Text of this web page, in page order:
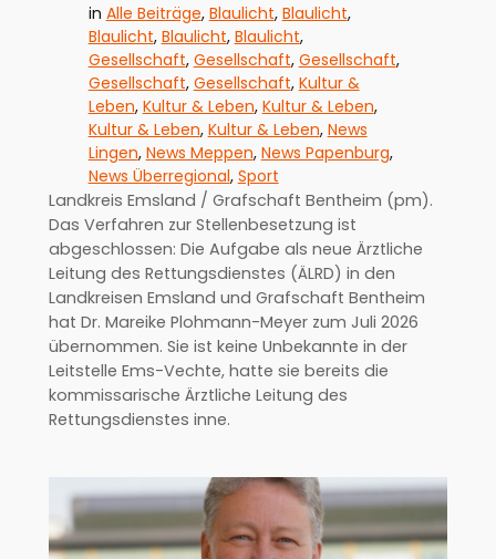
in Alle Beiträge, Blaulicht, Blaulicht,
Blaulicht, Blaulicht, Blaulicht,
Gesellschaft, Gesellschaft, Gesellschaft,
Gesellschaft, Gesellschaft, Kultur &
Leben, Kultur & Leben, Kultur & Leben,
Kultur & Leben, Kultur & Leben, News
Lingen, News Meppen, News Papenburg,
News Überregional, Sport
Landkreis Emsland / Grafschaft Bentheim (pm).
Das Verfahren zur Stellenbesetzung ist
abgeschlossen: Die Aufgabe als neue Ärztliche
Leitung des Rettungsdienstes (ÄLRD) in den
Landkreisen Emsland und Grafschaft Bentheim
hat Dr. Mareike Plohmann-Meyer zum Juli 2026
übernommen. Sie ist keine Unbekannte in der
Leitstelle Ems-Vechte, hatte sie bereits die
kommissarische Ärztliche Leitung des
Rettungsdienstes inne.